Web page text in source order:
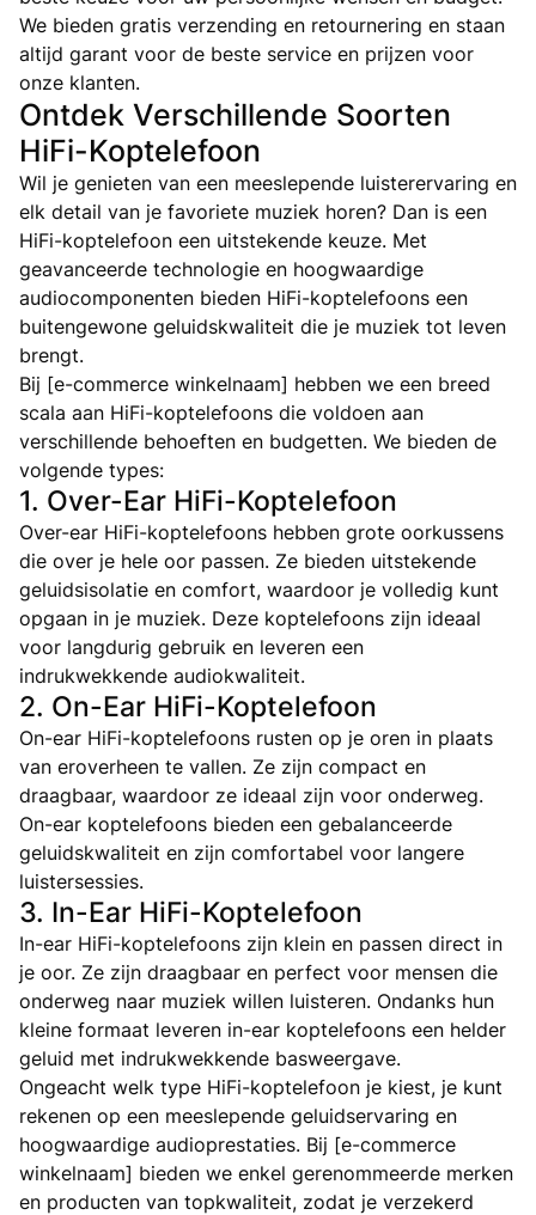
We bieden gratis verzending en retournering en staan ​​
altijd garant voor de beste service en prijzen voor
onze klanten.
Ontdek Verschillende Soorten
HiFi-Koptelefoon
Wil je genieten van een meeslepende luisterervaring en
elk detail van je favoriete muziek horen? Dan is een
HiFi-koptelefoon een uitstekende keuze. Met
geavanceerde technologie en hoogwaardige
audiocomponenten bieden HiFi-koptelefoons een
buitengewone geluidskwaliteit die je muziek tot leven
brengt.
Bij [e-commerce winkelnaam] hebben we een breed
scala aan HiFi-koptelefoons die voldoen aan
verschillende behoeften en budgetten. We bieden de
volgende types:
1. Over-Ear HiFi-Koptelefoon
Over-ear HiFi-koptelefoons hebben grote oorkussens
die over je hele oor passen. Ze bieden uitstekende
geluidsisolatie en comfort, waardoor je volledig kunt
opgaan in je muziek. Deze koptelefoons zijn ideaal
voor langdurig gebruik en leveren een
indrukwekkende audiokwaliteit.
2. On-Ear HiFi-Koptelefoon
On-ear HiFi-koptelefoons rusten op je oren in plaats
van eroverheen te vallen. Ze zijn compact en
draagbaar, waardoor ze ideaal zijn voor onderweg.
On-ear koptelefoons bieden een gebalanceerde
geluidskwaliteit en zijn comfortabel voor langere
luistersessies.
3. In-Ear HiFi-Koptelefoon
In-ear HiFi-koptelefoons zijn klein en passen direct in
je oor. Ze zijn draagbaar en perfect voor mensen die
onderweg naar muziek willen luisteren. Ondanks hun
kleine formaat leveren in-ear koptelefoons een helder
geluid met indrukwekkende basweergave.
Ongeacht welk type HiFi-koptelefoon je kiest, je kunt
rekenen op een meeslepende geluidservaring en
hoogwaardige audioprestaties. Bij [e-commerce
winkelnaam] bieden we enkel gerenommeerde merken
en producten van topkwaliteit, zodat je verzekerd